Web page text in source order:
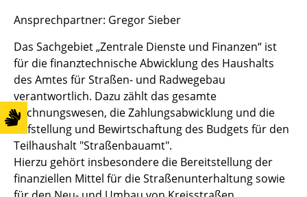
Ansprechpartner: Gregor Sieber
Das Sachgebiet „Zentrale Dienste und Finanzen“ ist
für die finanztechnische Abwicklung des Haushalts
des Amtes für Straßen- und Radwegebau
verantwortlich. Dazu zählt das gesamte
Rechnungswesen, die Zahlungsabwicklung und die
Aufstellung und Bewirtschaftung des Budgets für den
Teilhaushalt "Straßenbauamt".
Hierzu gehört insbesondere die Bereitstellung der
finanziellen Mittel für die Straßenunterhaltung sowie